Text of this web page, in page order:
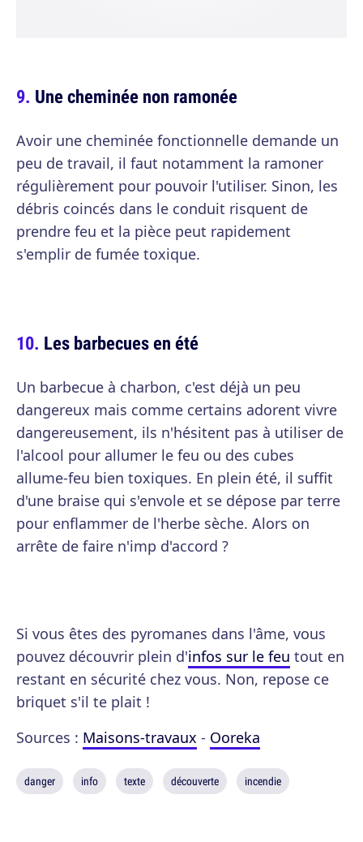
Une cheminée non ramonée
Avoir une cheminée fonctionnelle demande un
peu de travail, il faut notamment la ramoner
régulièrement pour pouvoir l'utiliser. Sinon, les
débris coincés dans le conduit risquent de
prendre feu et la pièce peut rapidement
s'emplir de fumée toxique.
Les barbecues en été
Un barbecue à charbon, c'est déjà un peu
dangereux mais comme certains adorent vivre
dangereusement, ils n'hésitent pas à utiliser de
l'alcool pour allumer le feu ou des cubes
allume-feu bien toxiques. En plein été, il suffit
d'une braise qui s'envole et se dépose par terre
pour enflammer de l'herbe sèche. Alors on
arrête de faire n'imp d'accord ?
Si vous êtes des pyromanes dans l'âme, vous
pouvez découvrir plein d'infos sur le feu tout en
restant en sécurité chez vous. Non, repose ce
briquet s'il te plait !
Sources : Maisons-travaux - Ooreka
danger info texte découverte incendie